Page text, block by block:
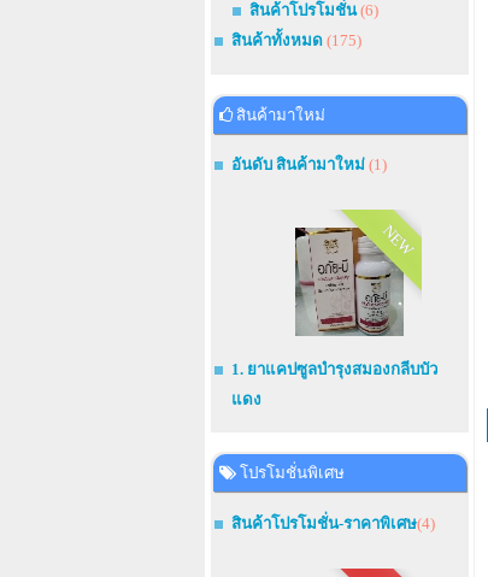
สินค้าโปรโมชั่น(6)
สินค้าทั้งหมด (175)
สินค้ามาใหม่
อันดับ สินค้ามาใหม่ (1)
NEW
1. ยาแคปซูลบำรุงสมองกลีบบัว
แดง
โปรโมชั่นพิเศษ
สินค้าโปรโมชั่น-ราคาพิเศษ(4)